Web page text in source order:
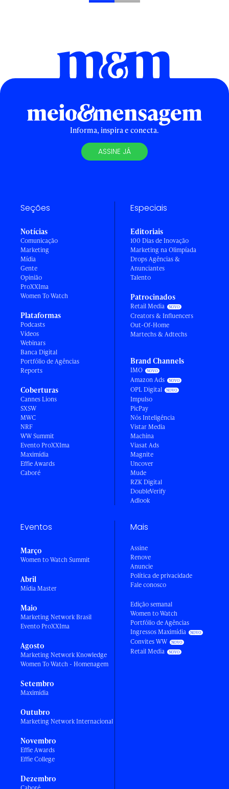
Informa, inspira e conecta.
ASSINE JÁ
Seções
Notícias
Comunicação
Marketing
Mídia
Gente
Opinião
ProXXIma
Women To Watch
Plataformas
Podcasts
Vídeos
Webinars
Banca Digital
Portfólio de Agências
Reports
Coberturas
Cannes Lions
SXSW
MWC
NRF
WW Summit
Evento ProXXIma
Maximídia
Effie Awards
Caboré
Especiais
Editoriais
100 Dias de Inovação
Marketing na Olimpíada
Drops Agências &
Anunciantes
Talento
Patrocinados
Retail Media
Creators & Influencers
Out-Of-Home
Martechs & Adtechs
Brand Channels
IMO
Amazon Ads
OPL Digital
Impulso
PicPay
Nós Inteligência
Vistar Media
Machina
Viasat Ads
Magnite
Uncover
Mude
RZK Digital
DoubleVerify
Adlook
Eventos
Março
Women to Watch Summit
Abril
Mídia Master
Maio
Marketing Network Brasil
Evento ProXXIma
Agosto
Marketing Network Knowledge
Women To Watch - Homenagem
Setembro
Maximídia
Outubro
Marketing Network Internacional
Novembro
Effie Awards
Effie College
Dezembro
Mais
Assine
Renove
Anuncie
Política de privacidade
Fale conosco
Edição semanal
Women to Watch
Portfólio de Agências
Ingressos Maximídia
Convites WW
Retail Media